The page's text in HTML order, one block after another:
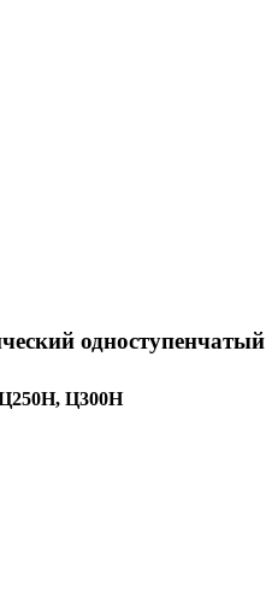
одноступенчатый
Ц300Н